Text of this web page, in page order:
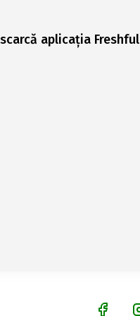
aplicația Freshful